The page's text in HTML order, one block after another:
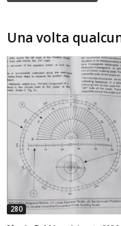
Una volta
280